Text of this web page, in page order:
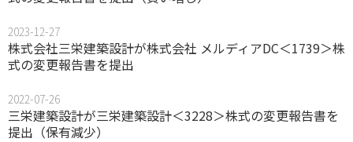
2023-12-27
株式会社三栄建築設計が株式会社 メルディアDC＜1739＞株
式の変更報告書を提出
2022-07-26
三栄建築設計が三栄建築設計＜3228＞株式の変更報告書を
提出（保有減少）